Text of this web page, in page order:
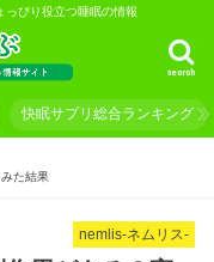
っぴり役立つ睡眠の情報
search
快眠サプリ総合ランキング
た結果
nemlis-ネムリス-